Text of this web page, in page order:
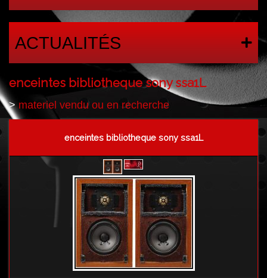
ACTUALITÉS
enceintes bibliotheque sony ssa1L
>materiel vendu ou en recherche
enceintes bibliotheque sony ssa1L